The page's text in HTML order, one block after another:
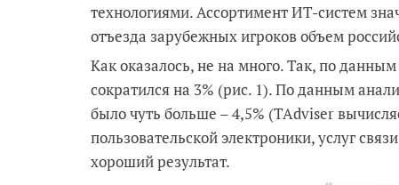
технологиями. Ассортимент ИТ-систем
отъезда зарубежных игроков объем
Как оказалось, не на много. Так, по
сократился на 3% (рис. 1). По данным
было чуть больше – 4,5% (TAdviser
пользовательской электроники, услуг
хороший результат.